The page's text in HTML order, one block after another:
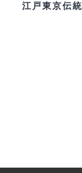
江戸東京伝